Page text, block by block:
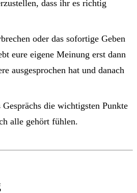
dass ihr es richtig
oder das sofortige Geben
eure eigene Meinung erst dann
ausgesprochen hat und danach
Gesprächs die wichtigsten Punkte
alle gehört fühlen.